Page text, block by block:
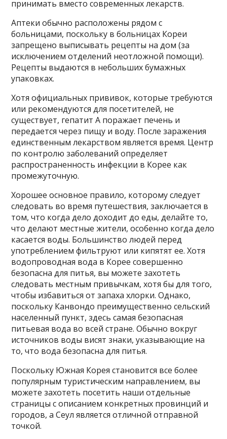
принимать вместо современных лекарств.
Аптеки обычно расположены рядом с
больницами, поскольку в больницах Кореи
запрещено выписывать рецепты на дом (за
исключением отделений неотложной помощи).
Рецепты выдаются в небольших бумажных
упаковках.
Хотя официальных прививок, которые требуются
или рекомендуются для посетителей, не
существует, гепатит А поражает печень и
передается через пищу и воду. После заражения
единственным лекарством является время. Центр
по контролю заболеваний определяет
распространенность инфекции в Корее как
промежуточную.
Хорошее основное правило, которому следует
следовать во время путешествия, заключается в
том, что когда дело доходит до еды, делайте то,
что делают местные жители, особенно когда дело
касается воды. Большинство людей перед
употреблением фильтруют или кипятят ее. Хотя
водопроводная вода в Корее совершенно
безопасна для питья, вы можете захотеть
следовать местным привычкам, хотя бы для того,
чтобы избавиться от запаха хлорки. Однако,
поскольку Канвондо преимущественно сельский
населенный пункт, здесь самая безопасная
питьевая вода во всей стране. Обычно вокруг
источников воды висят знаки, указывающие на
то, что вода безопасна для питья.
Поскольку Южная Корея становится все более
популярным туристическим направлением, вы
можете захотеть посетить наши отдельные
страницы с описанием конкретных провинций и
городов, а Сеул является отличной отправной
точкой.